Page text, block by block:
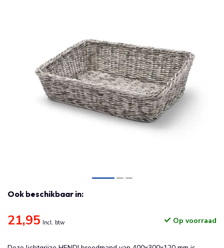
Ook beschikbaar in:
21,95 Incl. btw Op voorraad